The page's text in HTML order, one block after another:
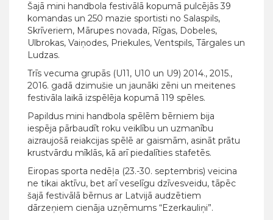
Šajā mini handbola festivālā kopumā pulcējās 39
komandas un 250 mazie sportisti no Salaspils,
Skrīveriem, Mārupes novada, Rīgas, Dobeles,
Ulbrokas, Vaiņodes, Priekules, Ventspils, Tārgales un
Ludzas.
Trīs vecuma grupās (U11, U10 un U9) 2014., 2015.,
2016. gadā dzimušie un jaunāki zēni un meitenes
festivāla laikā izspēlēja kopumā 119 spēles.
Papildus mini handbola spēlēm bērniem bija
iespēja pārbaudīt roku veiklību un uzmanību
aizraujošā reiakcijas spēlē ar gaismām, asināt prātu
krustvārdu mīklās, kā arī piedalīties stafetēs.
Eiropas sporta nedēļa (23.-30. septembris) veicina
ne tikai aktīvu, bet arī veselīgu dzīvesveidu, tāpēc
šajā festivālā bērnus ar Latvijā audzētiem
dārzeņiem cienāja uzņēmums “Ezerkauliņi”.